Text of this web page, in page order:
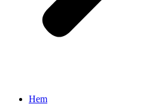
Hem